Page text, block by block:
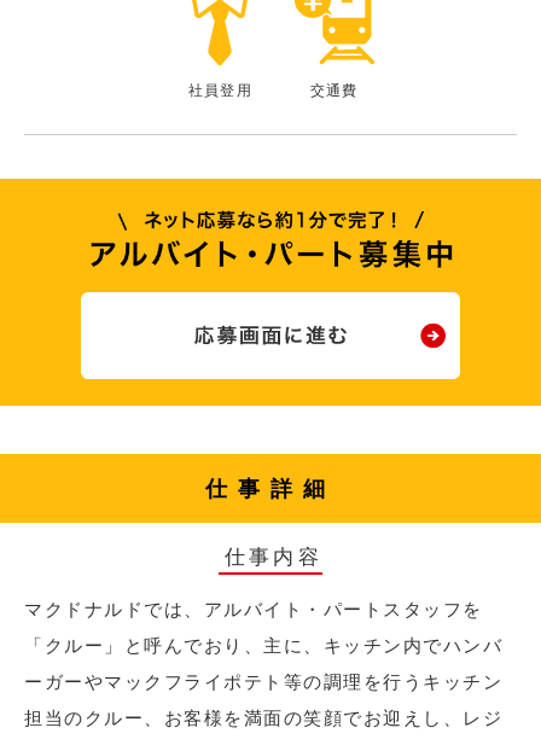
社員登用 交通費
仕事詳細
仕事内容
マクドナルドでは、アルバイト・パートスタッフを
「クルー」と呼んでおり、主に、キッチン内でハンバ
ーガーやマックフライポテト等の調理を行うキッチン
担当のクルー、お客様を満面の笑顔でお迎えし、レジ